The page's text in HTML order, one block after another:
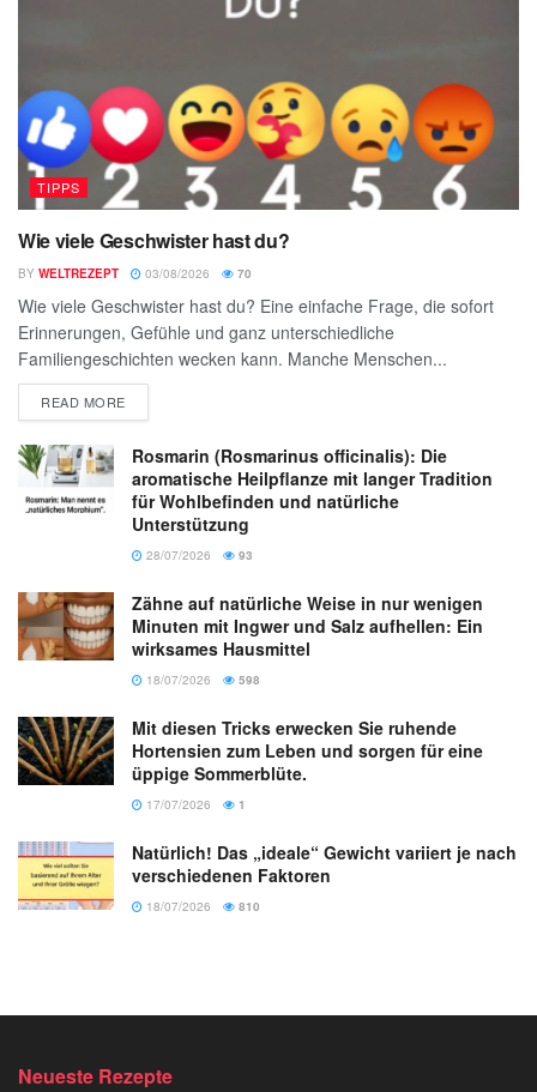
TIPPS
Wie viele Geschwister hast du?
BY WELTREZEPT 03/08/2026 70
Wie viele Geschwister hast du? Eine einfache Frage, die sofort
Erinnerungen, Gefühle und ganz unterschiedliche
Familiengeschichten wecken kann. Manche Menschen...
READ MORE
Rosmarin (Rosmarinus officinalis): Die
aromatische Heilpflanze mit langer Tradition
für Wohlbefinden und natürliche
Unterstützung
28/07/2026 93
Zähne auf natürliche Weise in nur wenigen
Minuten mit Ingwer und Salz aufhellen: Ein
wirksames Hausmittel
18/07/2026 598
Mit diesen Tricks erwecken Sie ruhende
Hortensien zum Leben und sorgen für eine
üppige Sommerblüte.
17/07/2026 1
Natürlich! Das „ideale“ Gewicht variiert je nach
verschiedenen Faktoren
18/07/2026 810
Neueste Rezepte